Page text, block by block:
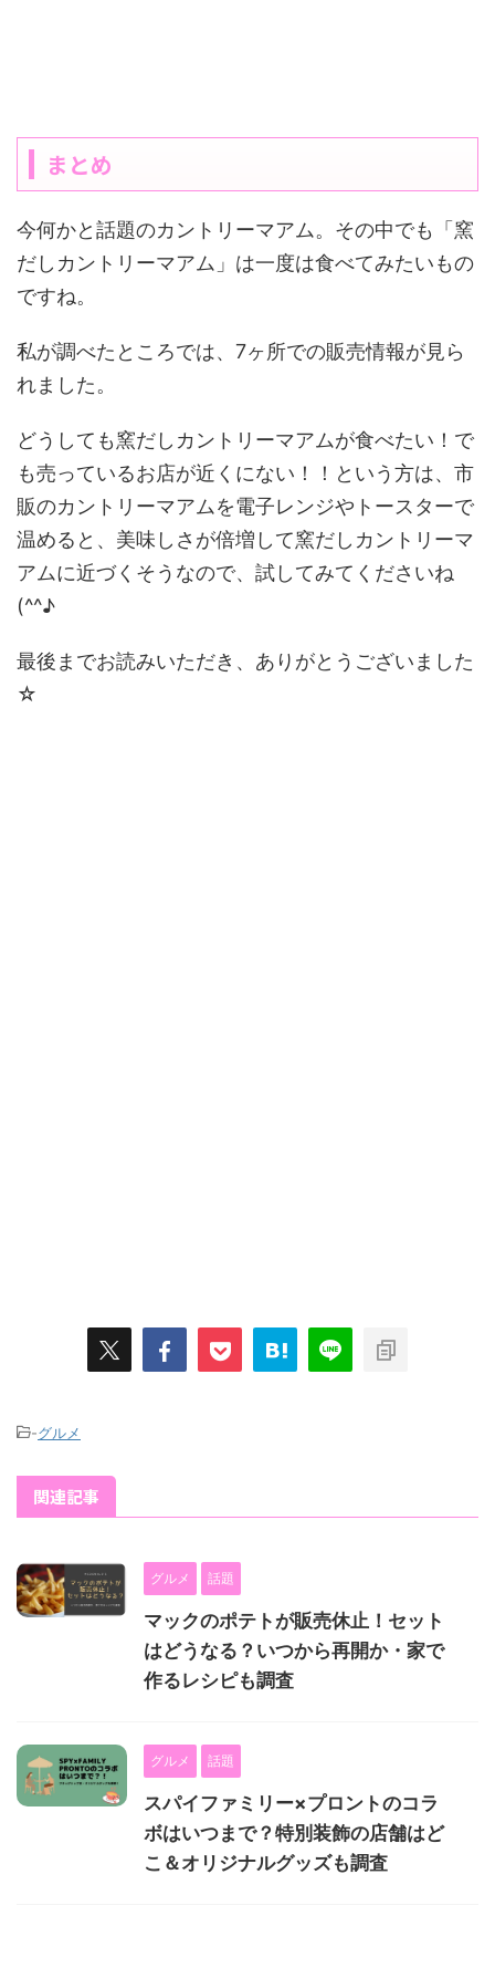
まとめ
今何かと話題のカントリーマアム。その中でも「窯
だしカントリーマアム」は一度は食べてみたいもの
ですね。
私が調べたところでは、7ヶ所での販売情報が見ら
れました。
どうしても窯だしカントリーマアムが食べたい！で
も売っているお店が近くにない！！という方は、市
販のカントリーマアムを電子レンジやトースターで
温めると、美味しさが倍増して窯だしカントリーマ
アムに近づくそうなので、試してみてくださいね
(^^♪
最後までお読みいただき、ありがとうございました
☆
-グルメ
関連記事
グルメ 話題
マックのポテトが販売休止！セット
はどうなる？いつから再開か・家で
作るレシピも調査
グルメ 話題
スパイファミリー×プロントのコラ
ボはいつまで？特別装飾の店舗はど
こ＆オリジナルグッズも調査